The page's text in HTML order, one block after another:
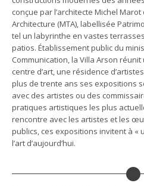
conçue par l’architecte Michel
Architecture (MTA), labellisée
tel un labyrinthe en vastes
patios. Établissement public du
Communication, la Villa Arson
centre d’art, une résidence
plus de trente ans ses expositions
avec des artistes ou des
pratiques artistiques les plus
rencontre avec les artistes et les
publics, ces expositions invitent à «
l’art d’aujourd’hui.